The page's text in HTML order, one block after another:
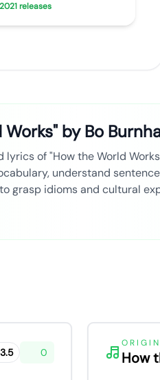
releases
by Bo
of "How the World
understand
grasp idioms and cultural
0 How